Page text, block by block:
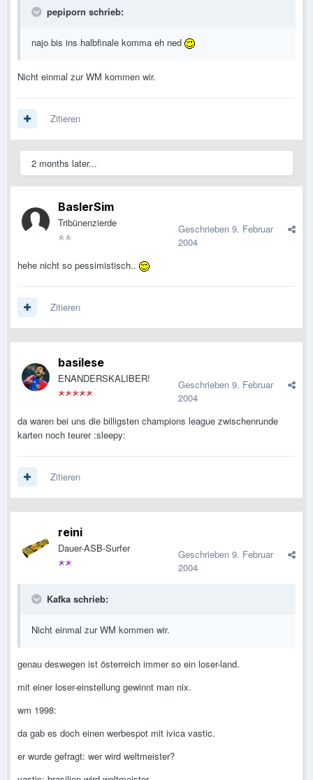
pepiporn schrieb:
najo bis ins halbfinale komma eh ned
Nicht einmal zur WM kommen wir.
Zitieren
2 months later...
BaslerSim
Tribünenzierde Geschrieben 9. Februar
2004
hehe nicht so pessimistisch..
Zitieren
basilese
ENANDERSKALIBER! Geschrieben 9. Februar
2004
da waren bei uns die billigsten champions league zwischenrunde
karten noch teurer :sleepy:
Zitieren
reini
Dauer-ASB-Surfer Geschrieben 9. Februar
2004
Kafka schrieb:
Nicht einmal zur WM kommen wir.
genau deswegen ist österreich immer so ein loser-land.
mit einer loser-einstellung gewinnt man nix.
wm 1998:
da gab es doch einen werbespot mit ivica vastic.
er wurde gefragt: wer wird weltmeister?